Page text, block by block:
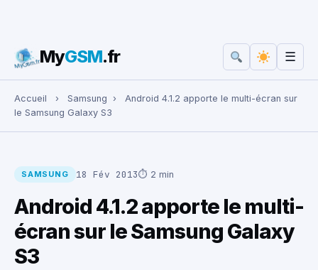
Rechercher :
MyGSM.fr ☰
Accueil › Samsung ›
Android 4.1.2 apporte le multi-écran sur
le Samsung Galaxy S3
SAMSUNG 18 Fév 2013⏱ 2 min
Android 4.1.2 apporte le multi-
écran sur le Samsung Galaxy
S3